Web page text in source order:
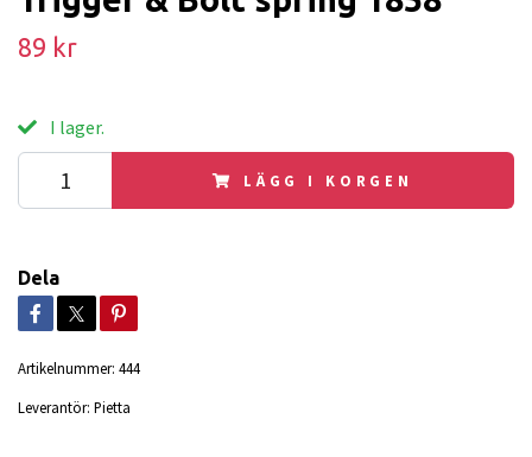
89 kr
I lager.
LÄGG I KORGEN
Dela
Artikelnummer: 444
Leverantör: Pietta